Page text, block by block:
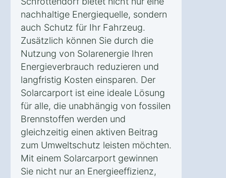
nachhaltige Energiequelle, sondern
auch Schutz für Ihr Fahrzeug.
Zusätzlich können Sie durch die
Nutzung von Solarenergie Ihren
Energieverbrauch reduzieren und
langfristig Kosten einsparen. Der
Solarcarport ist eine ideale Lösung
für alle, die unabhängig von fossilen
Brennstoffen werden und
gleichzeitig einen aktiven Beitrag
zum Umweltschutz leisten möchten.
Mit einem Solarcarport gewinnen
Sie nicht nur an Energieeffizienz,